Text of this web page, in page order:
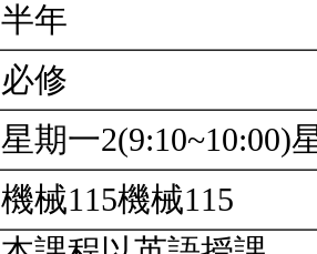
半年
必修
星期一2(9:10~10:00)
機械115機械115